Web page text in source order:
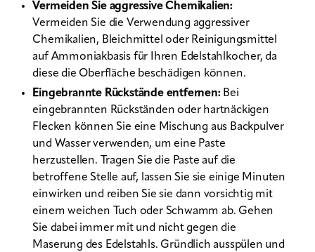
Vermeiden Sie aggressive Chemikalien:
Vermeiden Sie die Verwendung aggressiver
Chemikalien, Bleichmittel oder Reinigungsmittel
auf Ammoniakbasis für Ihren Edelstahlkocher, da
diese die Oberfläche beschädigen können.
Eingebrannte Rückstände entfernen:Bei
eingebrannten Rückständen oder hartnäckigen
Flecken können Sie eine Mischung aus Backpulver
und Wasser verwenden, um eine Paste
herzustellen. Tragen Sie die Paste auf die
betroffene Stelle auf, lassen Sie sie einige Minuten
einwirken und reiben Sie sie dann vorsichtig mit
einem weichen Tuch oder Schwamm ab. Gehen
Sie dabei immer mit und nicht gegen die
Maserung des Edelstahls. Gründlich ausspülen und